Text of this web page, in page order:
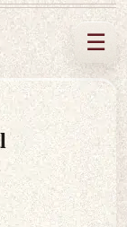
☰